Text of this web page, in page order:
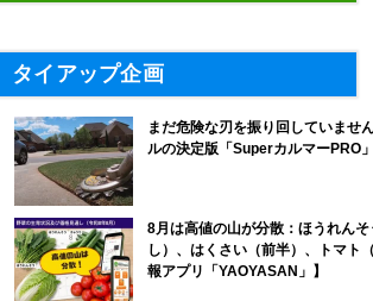
タイアップ企画
まだ危険な刃を振り回していませ
ルの決定版「SuperカルマーPRO」
8月は高値の山が分散：ほうれん
し）、はくさい（前半）、トマト
報アプリ「YAOYASAN」】